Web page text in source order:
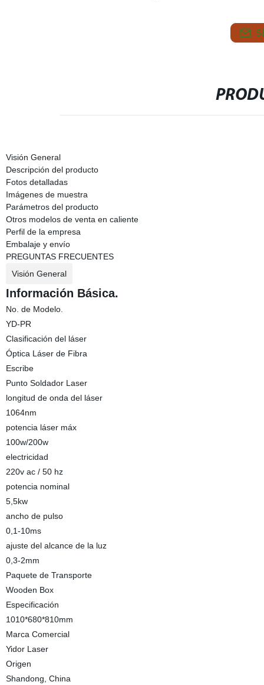
Visión General
Descripción del producto
Fotos detalladas
Imágenes de muestra
Parámetros del producto
Otros modelos de venta en caliente
Perfil de la empresa
Embalaje y envío
PREGUNTAS FRECUENTES
Visión General
Información Básica.
No. de Modelo.
YD-PR
Clasificación del láser
Óptica Láser de Fibra
Escribe
Punto Soldador Laser
longitud de onda del láser
1064nm
potencia láser máx
100w/200w
electricidad
220v ac / 50 hz
potencia nominal
5,5kw
ancho de pulso
0,1-10ms
ajuste del alcance de la luz
0,3-2mm
Paquete de Transporte
Wooden Box
Especificación
1010*680*810mm
Marca Comercial
Yidor Laser
Origen
Shandong, China